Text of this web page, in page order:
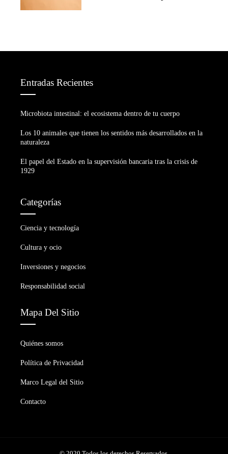
Entradas Recientes
Microbiota intestinal: el ecosistema dentro de tu cuerpo
Los 10 animales que tienen los sentidos más desarrollados en la
naturaleza
El papel del Estado en la supervisión bancaria tras la crisis de
1929
Categorías
Ciencia y tecnología
Cultura y ocio
Inversiones y negocios
Responsabilidad social
Mapa Del Sitio
Quiénes somos
Política de Privacidad
Marco Legal del Sitio
Contacto